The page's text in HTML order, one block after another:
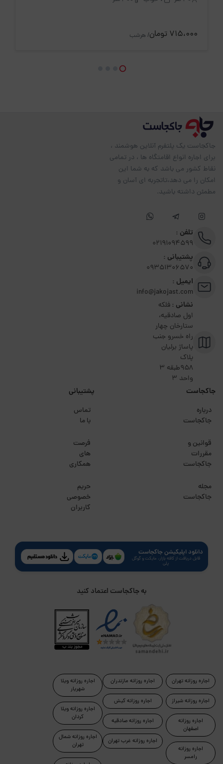
715،000 تومان / هرشب
جاکجاست یک پلتفرم آنلاین هوشمند ،
برای اجاره انواع اقامتگاه ها ، در تمامی
نقاط کشور می باشد که به شما این
امکان را می دهد،تاتجربه ای آسان و
مطمئن داشته باشید.
تلفن :
02191094599
پشتیبانی :
09351306570
ایمیل :
info@jakojast.com
نشانی :فلکه
اول صادقیه،
ستارخان چهار
راه خسرو جنب
پاساژ برلیان
پلاک
۹۵۸طبقه 3
واحد 3
جاکجاست
درباره
جاکجاست
قوانین و
مقررات
جاکجاست
مجله
جاکجاست
پشتیبانی
تماس
با ما
فرصت
های
همکاری
حریم
خصوصی
کاربران
دانلود اپلیکیشن جاکجاست
قابل دریافت از کافه بازار، مایکت و گوگل
پلی
به جاکجاست اعتماد کنید
اجاره روزانه تهران
اجاره روزانه شیراز
اجاره روزانه
اصفهان
اجاره روزانه
رامسر
اجاره روزانه مازندران
اجاره روزانه کیش
اجاره روزانه صادقیه
اجاره روزانه غرب تهران
اجاره روزانه ویلا
شهریار
اجاره روزانه ویلا
کردان
اجاره روزانه شمال
تهران